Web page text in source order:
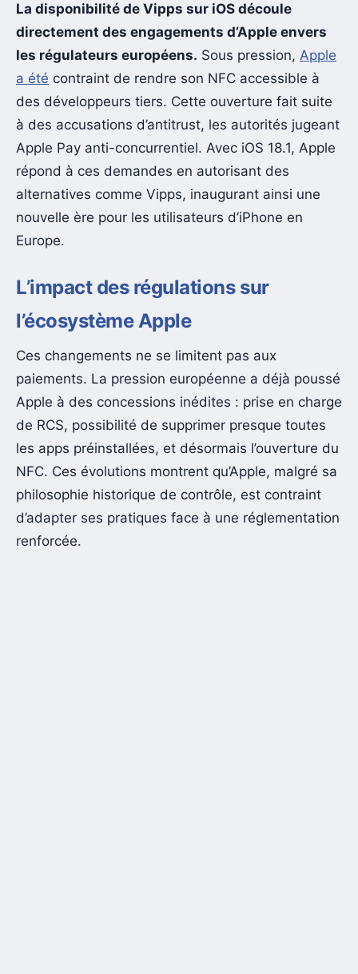
La disponibilité de Vipps sur iOS découle
directement des engagements d’Apple envers
les régulateurs européens. Sous pression, Apple
a été contraint de rendre son NFC accessible à
des développeurs tiers. Cette ouverture fait suite
à des accusations d’antitrust, les autorités jugeant
Apple Pay anti-concurrentiel. Avec iOS 18.1, Apple
répond à ces demandes en autorisant des
alternatives comme Vipps, inaugurant ainsi une
nouvelle ère pour les utilisateurs d’iPhone en
Europe.
L’impact des régulations sur
l’écosystème Apple
Ces changements ne se limitent pas aux
paiements. La pression européenne a déjà poussé
Apple à des concessions inédites : prise en charge
de RCS, possibilité de supprimer presque toutes
les apps préinstallées, et désormais l’ouverture du
NFC. Ces évolutions montrent qu’Apple, malgré sa
philosophie historique de contrôle, est contraint
d’adapter ses pratiques face à une réglementation
renforcée.